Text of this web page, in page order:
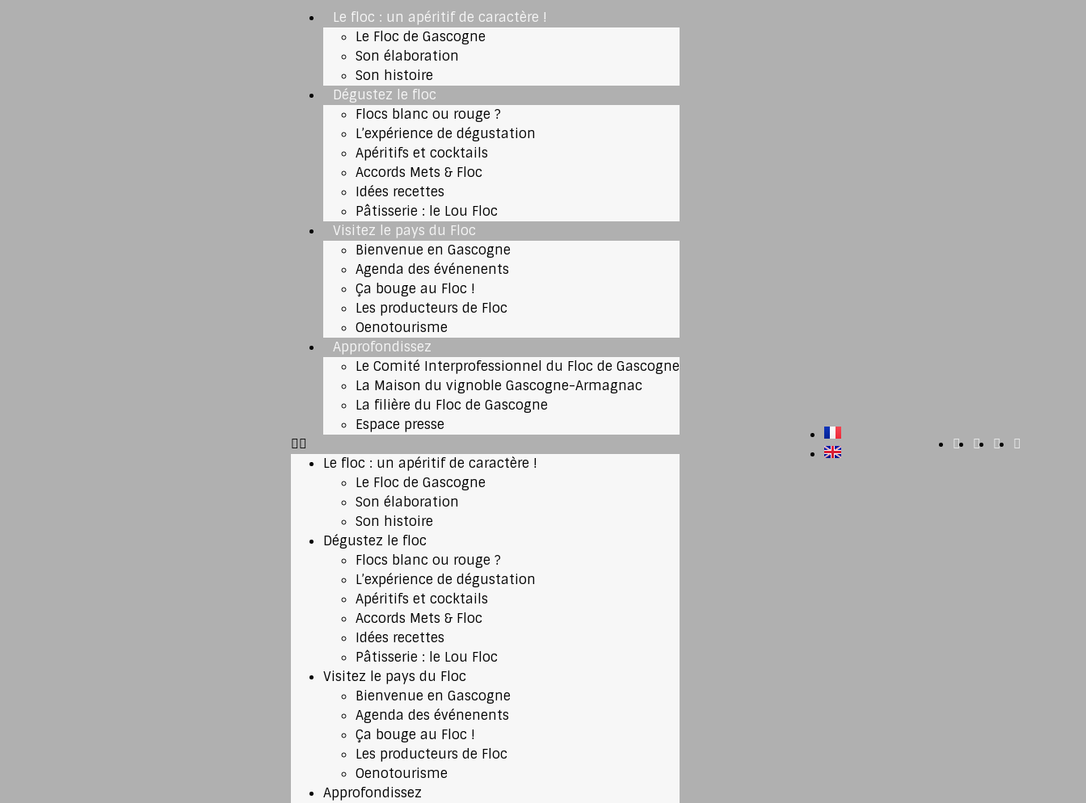
Le floc : un apéritif de caractère !
Le Floc de Gascogne
Son élaboration
Son histoire
Dégustez le floc
Flocs blanc ou rouge ?
L’expérience de dégustation
Apéritifs et cocktails
Accords Mets & Floc
Idées recettes
Pâtisserie : le Lou Floc
Visitez le pays du Floc
Bienvenue en Gascogne
Agenda des événenents
Ça bouge au Floc !
Les producteurs de Floc
Oenotourisme
Approfondissez
Le Comité Interprofessionnel du Floc de Gascogne
La Maison du vignoble Gascogne-Armagnac
La filière du Floc de Gascogne
Espace presse
Le floc : un apéritif de caractère !
Le Floc de Gascogne
Son élaboration
Son histoire
Dégustez le floc
Flocs blanc ou rouge ?
L’expérience de dégustation
Apéritifs et cocktails
Accords Mets & Floc
Idées recettes
Pâtisserie : le Lou Floc
Visitez le pays du Floc
Bienvenue en Gascogne
Agenda des événenents
Ça bouge au Floc !
Les producteurs de Floc
Oenotourisme
Approfondissez